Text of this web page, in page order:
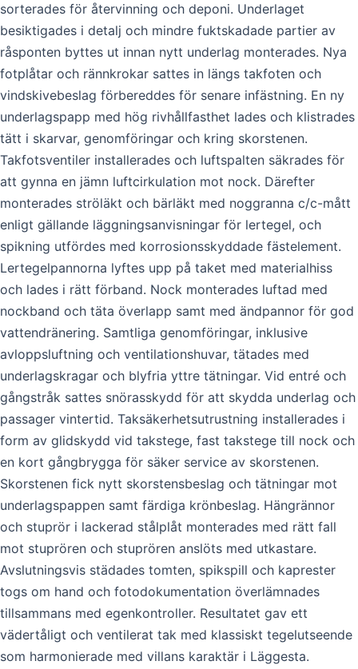
sorterades för återvinning och deponi. Underlaget
besiktigades i detalj och mindre fuktskadade partier av
råsponten byttes ut innan nytt underlag monterades. Nya
fotplåtar och rännkrokar sattes in längs takfoten och
vindskivebeslag förbereddes för senare infästning. En ny
underlagspapp med hög rivhållfasthet lades och klistrades
tätt i skarvar, genomföringar och kring skorstenen.
Takfotsventiler installerades och luftspalten säkrades för
att gynna en jämn luftcirkulation mot nock. Därefter
monterades ströläkt och bärläkt med noggranna c/c-mått
enligt gällande läggningsanvisningar för lertegel, och
spikning utfördes med korrosionsskyddade fästelement.
Lertegelpannorna lyftes upp på taket med materialhiss
och lades i rätt förband. Nock monterades luftad med
nockband och täta överlapp samt med ändpannor för god
vattendränering. Samtliga genomföringar, inklusive
avloppsluftning och ventilationshuvar, tätades med
underlagskragar och blyfria yttre tätningar. Vid entré och
gångstråk sattes snörasskydd för att skydda underlag och
passager vintertid. Taksäkerhetsutrustning installerades i
form av glidskydd vid takstege, fast takstege till nock och
en kort gångbrygga för säker service av skorstenen.
Skorstenen fick nytt skorstensbeslag och tätningar mot
underlagspappen samt färdiga krönbeslag. Hängrännor
och stuprör i lackerad stålplåt monterades med rätt fall
mot stuprören och stuprören anslöts med utkastare.
Avslutningsvis städades tomten, spikspill och kaprester
togs om hand och fotodokumentation överlämnades
tillsammans med egenkontroller. Resultatet gav ett
vädertåligt och ventilerat tak med klassiskt tegelutseende
som harmonierade med villans karaktär i Läggesta.